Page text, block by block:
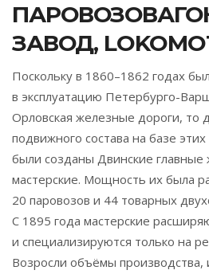
ЗАВОД,
Поскольку в 1860–1862 годах
в эксплуатацию Петербурго-
Орловская железные дороги, то
подвижного состава на базе
были созданы Двинские
мастерские. Мощность их была
20 паровозов и 44 товарных
С 1895 года мастерские
и специализируются только на
Возросли объёмы производства,